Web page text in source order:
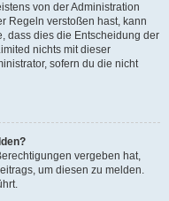
von der Administration
Regeln verstoßen hast, kann
dass dies die Entscheidung der
nichts mit dieser
sofern du die nicht
vergeben hat,
um diesen zu melden.